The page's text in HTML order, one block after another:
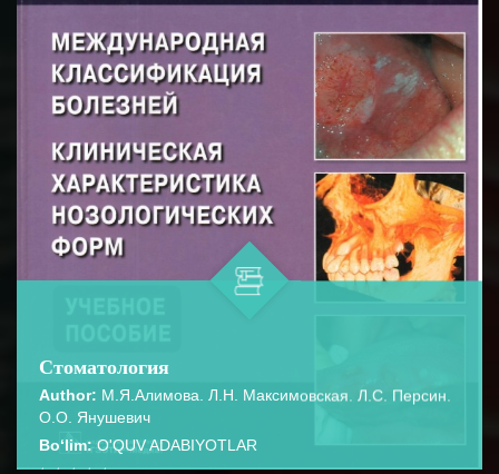
Стоматология
Author: М.Я.Алимова. Л.Н. Максимовская. Л.С. Персин.
О.О. Янушевич
Bo‘lim: O'QUV ADABIYOTLAR